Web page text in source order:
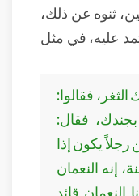
ثنوه عن ذلك،
عليه، في مثل
فقالوا:
فقال:
رجلاً يكون إذا
إنه النعمان
قائد